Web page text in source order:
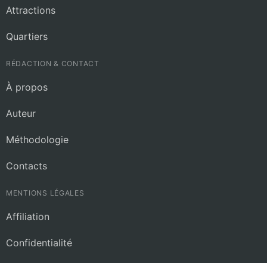
Attractions
Quartiers
RÉDACTION & CONTACT
À propos
Auteur
Méthodologie
Contacts
MENTIONS LÉGALES
Affiliation
Confidentialité